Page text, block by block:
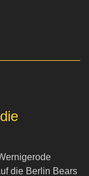
die Berlin Bears